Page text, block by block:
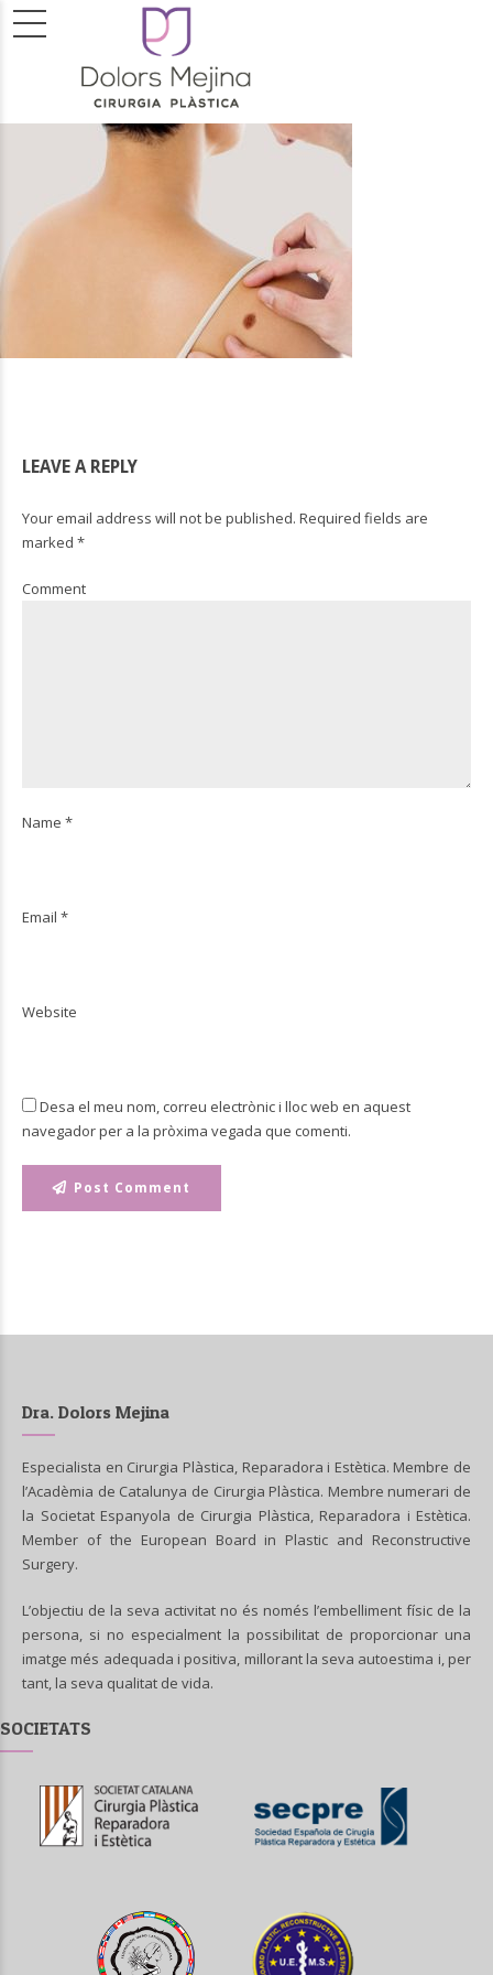
LEAVE A REPLY
Your email address will not be published. Required fields are
marked *
Comment
Name *
Email *
Website
Desa el meu nom, correu electrònic i lloc web en aquest
navegador per a la pròxima vegada que comenti.
Post Comment
Dra. Dolors Mejina
Especialista en Cirurgia Plàstica, Reparadora i Estètica. Membre de
l’Acadèmia de Catalunya de Cirurgia Plàstica. Membre numerari de
la Societat Espanyola de Cirurgia Plàstica, Reparadora i Estètica.
Member of the European Board in Plastic and Reconstructive
Surgery.
L’objectiu de la seva activitat no és només l’embelliment físic de la
persona, si no especialment la possibilitat de proporcionar una
imatge més adequada i positiva, millorant la seva autoestima i, per
tant, la seva qualitat de vida.
SOCIETATS